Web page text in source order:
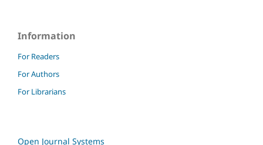
Information
For Readers
For Authors
For Librarians
Open Journal Systems